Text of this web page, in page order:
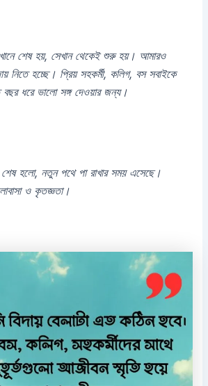
শেষ হয়, সেখান থেকেই শুরু হয়। আমারও
নিতে হচ্ছে। প্রিয় সহকর্মী, কলিগ, বস সবাইকে
ধরে ভালো সঙ্গ দেওয়ার জন্য।
হলো, নতুন পথে পা রাখার সময় এসেছে।
ও কৃতজ্ঞতা।